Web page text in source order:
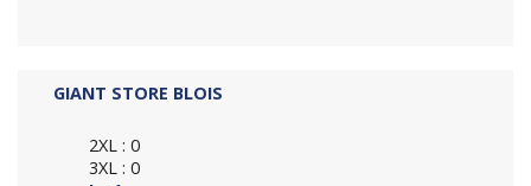
GIANT STORE BLOIS
2XL : 0
3XL : 0